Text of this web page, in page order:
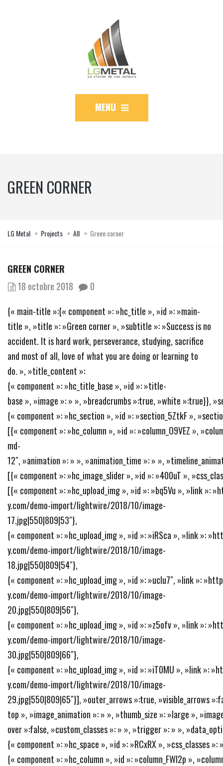
MENU
GREEN CORNER
LG Metal > Projects > All > Green corner
GREEN CORNER
18 octobre 2018
0
{« main-title »:{« component »: »hc_title », »id »: »main-
title », »title »: »Green corner », »subtitle »: »Success is no
accident. It is hard work, perseverance, studying, sacrifice
and most of all, love of what you are doing or learning to
do. », »title_content »:
{« component »: »hc_title_base », »id »: »title-
base », »image »: » », »breadcrumbs »:true, »white »:true}},
{« component »: »hc_section », »id »: »section_5ZtkF »,
[{« component »: »hc_column », »id »: »column_O9VEZ »,
md-
12″, »animation »: » », »animation_time »: » »,
[{« component »: »hc_image_slider », »id »: »400uT »,
[{« component »: »hc_upload_img », »id »: »bq5Vu », »link »:
y.com/demo-import/lightwire/2018/10/image-
17.jpg|550|809|53″},
{« component »: »hc_upload_img », »id »: »iRSca », »link »:
y.com/demo-import/lightwire/2018/10/image-
18.jpg|550|809|54″},
{« component »: »hc_upload_img », »id »: »ucIu7″, »link »:
y.com/demo-import/lightwire/2018/10/image-
20.jpg|550|809|56″},
{« component »: »hc_upload_img », »id »: »z5ofv », »link »:
y.com/demo-import/lightwire/2018/10/image-
30.jpg|550|809|66″},
{« component »: »hc_upload_img », »id »: »iT0MU », »link »:
y.com/demo-import/lightwire/2018/10/image-
29.jpg|550|809|65″}], »outer_arrows »:true, »visible_arrows
top », »image_animation »: » », »thumb_size »: »large »,
over »:false, »custom_classes »: » », »trigger »: » »,
{« component »: »hc_space », »id »: »RCxRX », »css_classes
{« component »: »hc_column », »id »: »column_FWl2p »,